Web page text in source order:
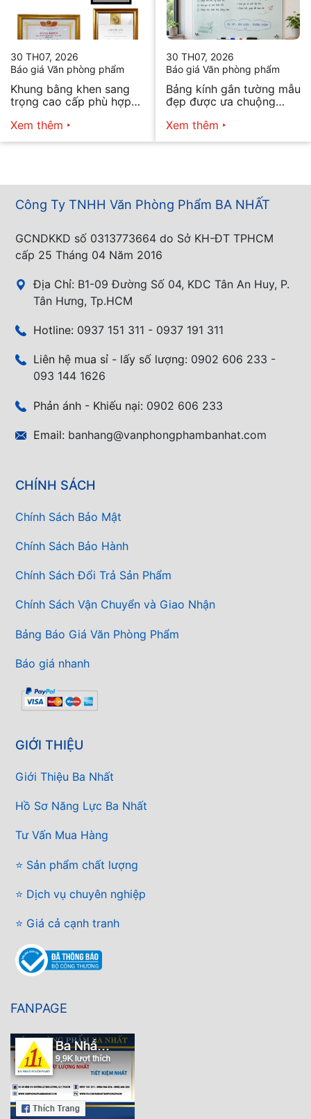
30 TH07, 2026
Báo giá Văn phòng phẩm
Khung bằng khen sang
trọng cao cấp phù hợp
Xem thêm
30 TH07, 2026
Báo giá Văn phòng phẩm
Bảng kính gắn tường mẫu
đẹp được ưa chuộng
Xem thêm
Công Ty TNHH Văn Phòng Phẩm BA NHẤT
GCNDKKD số 0313773664 do Sở KH-ĐT TPHCM
cấp 25 Tháng 04 Năm 2016
Địa Chỉ: B1-09 Đường Số 04, KDC Tân An Huy, P.
Tân Hưng, Tp.HCM
Hotline: 0937 151 311 - 0937 191 311
Liên hệ mua sỉ - lấy số lượng: 0902 606 233 -
093 144 1626
Phản ánh - Khiếu nại: 0902 606 233
Email: banhang@vanphongphambanhat.com
CHÍNH SÁCH
Chính Sách Bảo Mật
Chính Sách Bảo Hành
Chính Sách Đổi Trả Sản Phẩm
Chính Sách Vận Chuyển và Giao Nhận
Bảng Báo Giá Văn Phòng Phẩm
Báo giá nhanh
GIỚI THIỆU
Giới Thiệu Ba Nhất
Hồ Sơ Năng Lực Ba Nhất
Tư Vấn Mua Hàng
⭐ Sản phẩm chất lượng
⭐ Dịch vụ chuyên nghiệp
⭐ Giá cả cạnh tranh
FANPAGE